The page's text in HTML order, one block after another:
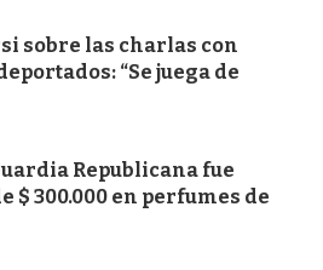
sobre las charlas con
“Se juega de
Republicana fue
$ 300.000 en perfumes de